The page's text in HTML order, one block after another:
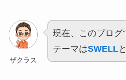
ザクラス
現在、このブログ
テーマはSWELL